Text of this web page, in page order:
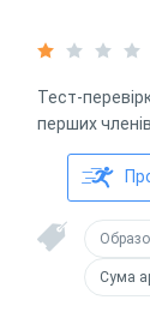
Тест-
перших
Сума